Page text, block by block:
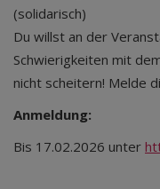
(solidarisch)
Du willst an der
Schwierigkeiten mit
nicht scheitern! Melde
Anmeldung:
Bis 17.02.2026 unter